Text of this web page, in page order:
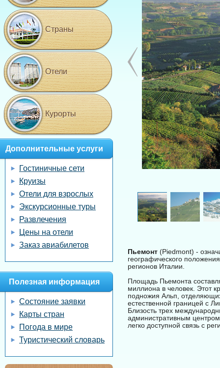
Пьемонт (Piedmont) -
географического
регионов Италии.
Площадь Пьемонта
миллиона в человек. Этот
подножия Альп,
естественной границей с
Близость трех
административным
легко доступной связь с
Страны
Отели
Курорты
Дополнительные услуги
Гостиничные сети
Круизы
Отели для взрослых
Экскурсионные туры
Развлечения
Цены на отели
Заказ авиабилетов
Полезная информация
Состояние заявки
Карты стран
Погода в мире
Туристический словарь